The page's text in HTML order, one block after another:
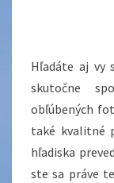
Hľadáte aj vy
skutočne
obľúbených
také kvalitné
hľadiska
ste sa práve